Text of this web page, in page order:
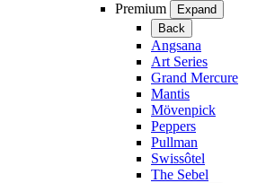
Premium
Expand
Back
Angsana
Art Series
Grand Mercure
Mantis
Mövenpick
Peppers
Pullman
Swissôtel
The Sebel